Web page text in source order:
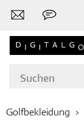
Golfbekleidung